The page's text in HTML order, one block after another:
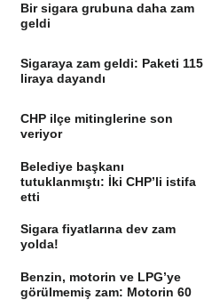
Bir sigara grubuna daha zam
geldi
Sigaraya zam geldi: Paketi 115
liraya dayandı
CHP ilçe mitinglerine son
veriyor
Belediye başkanı
tutuklanmıştı: İki CHP’li istifa
etti
Sigara fiyatlarına dev zam
yolda!
Benzin, motorin ve LPG’ye
görülmemiş zam: Motorin 60